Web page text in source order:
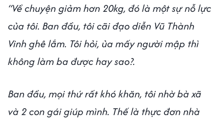
“Về chuyện giảm hơn 20kg, đó là một sự nỗ lực
của tôi. Ban đầu, tôi cãi đạo diễn Vũ Thành
Vinh ghê lắm. Tôi hỏi, ủa mấy người mập thì
không làm ba được hay sao?.
Ban đầu, mọi thứ rất khó khăn, tôi nhờ bà xã
và 2 con gái giúp mình. Thế là thực đơn nhà